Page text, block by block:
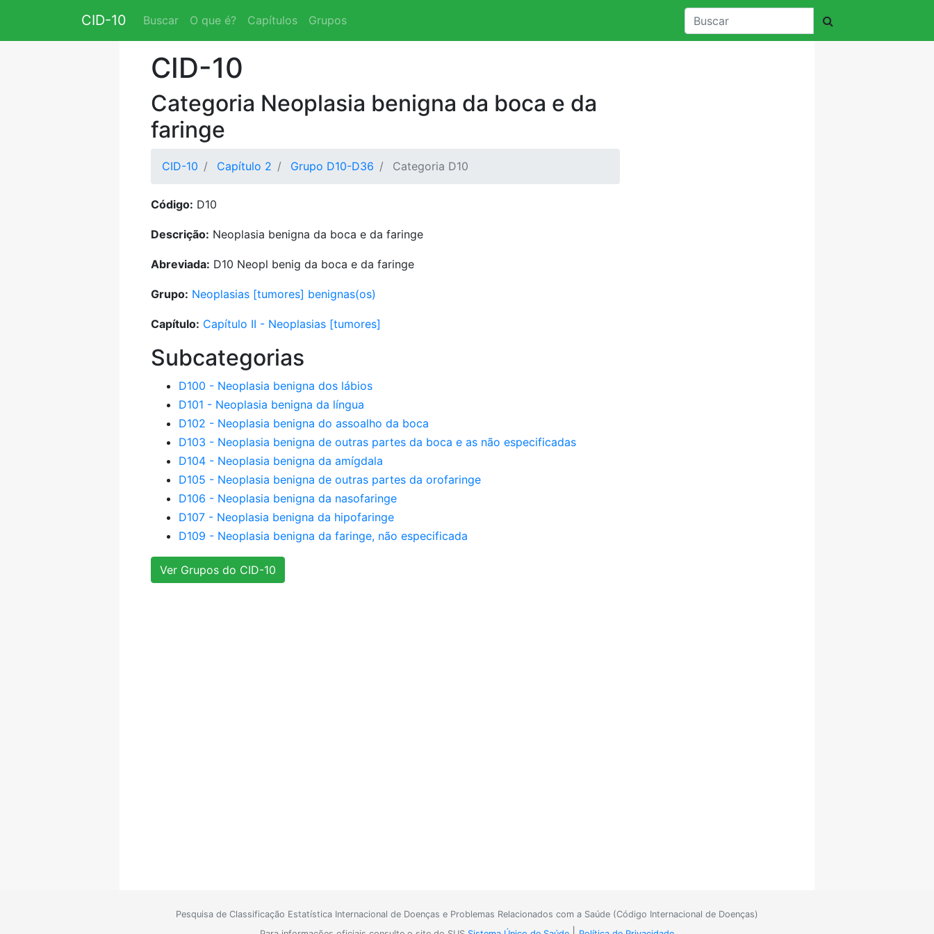
CID-10 Buscar O que é? Capítulos Grupos
CID-10
Categoria Neoplasia benigna da boca e da
faringe
CID-10 Capítulo 2 Grupo D10-D36 Categoria D10
Código: D10
Descrição: Neoplasia benigna da boca e da faringe
Abreviada: D10 Neopl benig da boca e da faringe
Grupo: Neoplasias [tumores] benignas(os)
Capítulo: Capítulo II - Neoplasias [tumores]
Subcategorias
D100 - Neoplasia benigna dos lábios
D101 - Neoplasia benigna da língua
D102 - Neoplasia benigna do assoalho da boca
D103 - Neoplasia benigna de outras partes da boca e as não especificadas
D104 - Neoplasia benigna da amígdala
D105 - Neoplasia benigna de outras partes da orofaringe
D106 - Neoplasia benigna da nasofaringe
D107 - Neoplasia benigna da hipofaringe
D109 - Neoplasia benigna da faringe, não especificada
Ver Grupos do CID-10
Pesquisa de Classificação Estatística Internacional de Doenças e Problemas Relacionados com a Saúde (Código Internacional de Doenças)